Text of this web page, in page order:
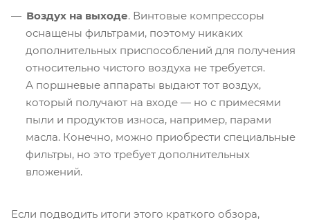
Воздух на выходе. Винтовые компрессоры
оснащены фильтрами, поэтому никаких
дополнительных приспособлений для получения
относительно чистого воздуха не требуется.
А поршневые аппараты выдают тот воздух,
который получают на входе — но с примесями
пыли и продуктов износа, например, парами
масла. Конечно, можно приобрести специальные
фильтры, но это требует дополнительных
вложений.
Если подводить итоги этого краткого обзора,